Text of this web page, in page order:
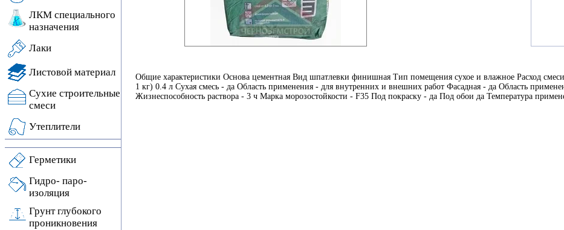
ЛКМ специального
назначения
Лаки
Листовой материал
Сухие строительные
смеси
Утеплители
Герметики
Гидро- паро-
изоляция
Грунт глубокого
проникновения
Общие характеристики Основа цементная Вид шпатлевки финишная Тип помещения сухое и влажное Расход
1 кг) 0.4 л Сухая смесь - да Область применения - для внутренних и внешних работ Фасадная - да Область
Жизнеспособность раствора - 3 ч Марка морозостойкости - F35 Под покраску - да Под обои да Температура